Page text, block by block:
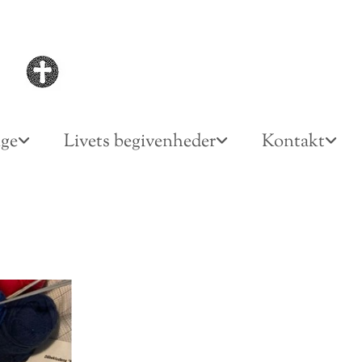
Livets begivenheder Kontakt